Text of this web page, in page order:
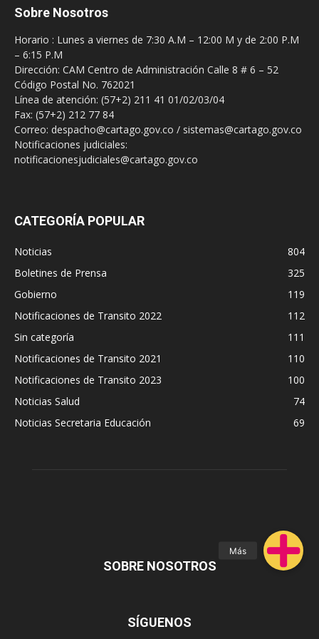
Sobre Nosotros
Horario : Lunes a viernes de 7:30 A.M – 12:00 M y de 2:00 P.M
– 6:15 P.M
Dirección: CAM Centro de Administración Calle 8 # 6 – 52
Código Postal No. 762021
Línea de atención: (57+2) 211 41 01/02/03/04
Fax: (57+2) 212 77 84
Correo: despacho@cartago.gov.co / sistemas@cartago.gov.co
Notificaciones judiciales:
notificacionesjudiciales@cartago.gov.co
CATEGORÍA POPULAR
Noticias
804
Boletines de Prensa
325
Gobierno
119
Notificaciones de Transito 2022
112
Sin categoría
111
Notificaciones de Transito 2021
110
Notificaciones de Transito 2023
100
Noticias Salud
74
Noticias Secretaria Educación
69
SOBRE NOSOTROS
SÍGUENOS